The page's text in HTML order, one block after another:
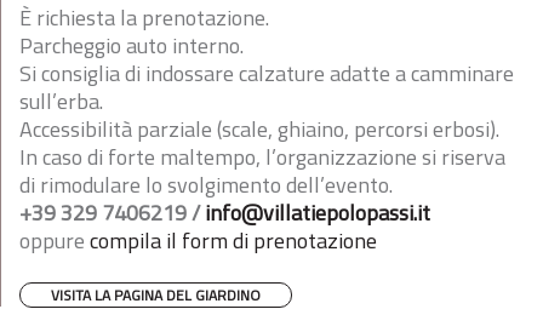
È richiesta la prenotazione.
Parcheggio auto interno.
Si consiglia di indossare calzature adatte a camminare
sull’erba.
Accessibilità parziale (scale, ghiaino, percorsi erbosi).
In caso di forte maltempo, l’organizzazione si riserva
di rimodulare lo svolgimento dell’evento.
+39 329 7406219 /info@villatiepolopassi.it
oppurecompila il form di prenotazione
VISITA LA PAGINA DEL GIARDINO